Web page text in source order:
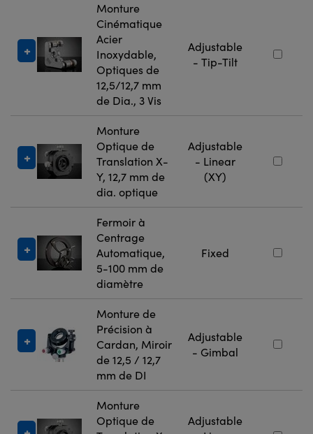
Monture
Cinématique
Acier
Inoxydable,
Optiques de
12,5/12,7 mm
de Dia., 3 Vis
Adjustable
- Tip-Tilt
Monture
Optique de
Translation X-
Y, 12,7 mm de
dia. optique
Adjustable
- Linear
(XY)
Fermoir à
Centrage
Automatique,
5-100 mm de
diamètre
Fixed
Monture de
Précision à
Cardan, Miroir
de 12,5 / 12,7
mm de DI
Adjustable
- Gimbal
Monture
Optique de
Adjustable